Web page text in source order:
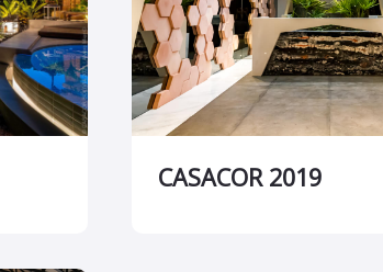
CASACOR 2019